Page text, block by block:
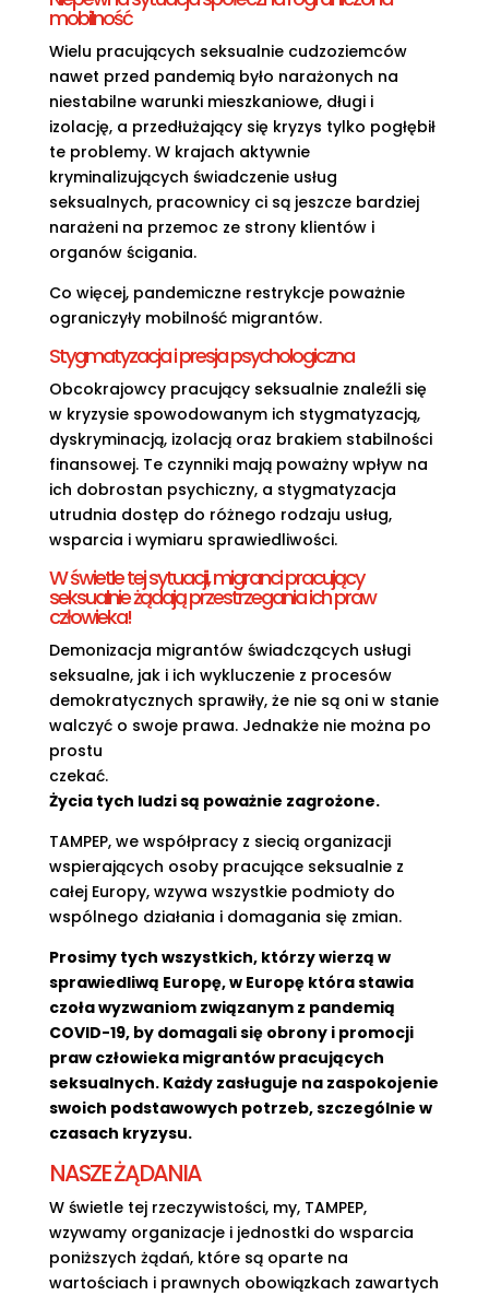
mobilność
Wielu pracujących seksualnie cudzoziemców
nawet przed pandemią było narażonych na
niestabilne warunki mieszkaniowe, długi i
izolację, a przedłużający się kryzys tylko pogłębił
te problemy. W krajach aktywnie
kryminalizujących świadczenie usług
seksualnych, pracownicy ci są jeszcze bardziej
narażeni na przemoc ze strony klientów i
organów ścigania.
Co więcej, pandemiczne restrykcje poważnie
ograniczyły mobilność migrantów.
Stygmatyzacja i presja psychologiczna
Obcokrajowcy pracujący seksualnie znaleźli się
w kryzysie spowodowanym ich stygmatyzacją,
dyskryminacją, izolacją oraz brakiem stabilności
finansowej. Te czynniki mają poważny wpływ na
ich dobrostan psychiczny, a stygmatyzacja
utrudnia dostęp do różnego rodzaju usług,
wsparcia i wymiaru sprawiedliwości.
W świetle tej sytuacji, migranci pracujący
seksualnie żądają przestrzegania ich praw
człowieka!
Demonizacja migrantów świadczących usługi
seksualne, jak i ich wykluczenie z procesów
demokratycznych sprawiły, że nie są oni w stanie
walczyć o swoje prawa. Jednakże nie można po
prostu
czekać.
Życia tych ludzi są poważnie zagrożone.
TAMPEP, we współpracy z siecią organizacji
wspierających osoby pracujące seksualnie z
całej Europy, wzywa wszystkie podmioty do
wspólnego działania i domagania się zmian.
Prosimy tych wszystkich, którzy wierzą w
sprawiedliwą Europę, w Europę która stawia
czoła wyzwaniom związanym z pandemią
COVID-19, by domagali się obrony i promocji
praw człowieka migrantów pracujących
seksualnych. Każdy zasługuje na zaspokojenie
swoich podstawowych potrzeb, szczególnie w
czasach kryzysu.
NASZE ŻĄDANIA
W świetle tej rzeczywistości, my, TAMPEP,
wzywamy organizacje i jednostki do wsparcia
poniższych żądań, które są oparte na
wartościach i prawnych obowiązkach zawartych